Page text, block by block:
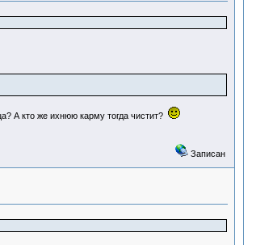
А кто же ихнюю карму тогда чистит?
Записан